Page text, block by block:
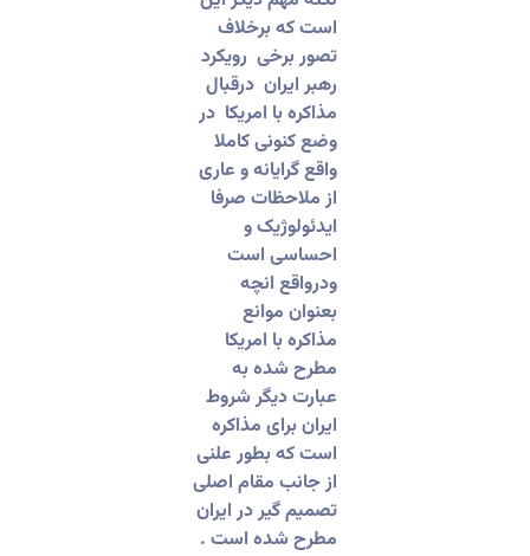
است که برخلاف
تصور برخی رویکرد
رهبر ایران درقبال
مذاکره با امریکا در
وضع کنونی کاملا
واقع گرایانه و عاری
از ملاحظات صرفا
ایدئولوژیک و
احساسی است
ودرواقع انچه
بعنوان موانع
مذاکره با امریکا
مطرح شده به
عبارت دیگر شروط
ایران برای مذاکره
است که بطور علنی
از جانب مقام اصلی
تصمیم گیر در ایران
مطرح شده است .